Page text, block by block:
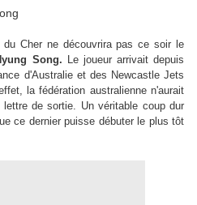
Cher ne découvrira pas ce soir le
Song. Le joueur arrivait depuis
d'Australie et des Newcastle Jets
la fédération australienne n'aurait
de sortie. Un véritable coup dur
ce dernier puisse débuter le plus tôt